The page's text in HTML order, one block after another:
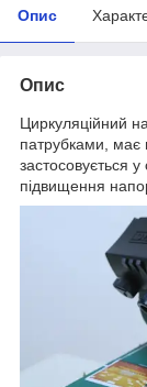
Опис
Опис
Циркуляційний
патрубками,
застосовується
підвищення